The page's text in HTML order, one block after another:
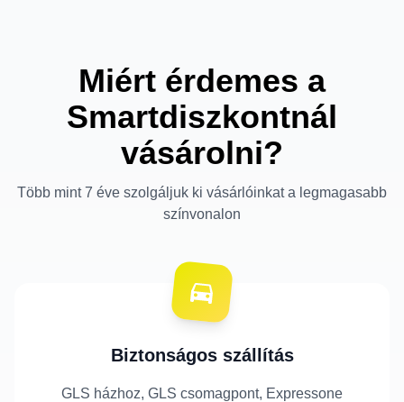
Miért érdemes a
Smartdiszkontnál
vásárolni?
Több mint 7 éve szolgáljuk ki vásárlóinkat a legmagasabb
színvonalon
Biztonságos szállítás
GLS házhoz, GLS csomagpont, Expressone